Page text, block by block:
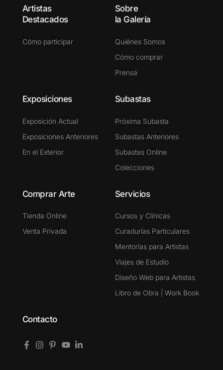
Artistas
Destacados
Cómo participar
Sobre
la Galería
Quiénes Somos
Cómo comprar
Prensa
Exposiciones
Exposición Actual
Exposiciones Anteriores
En el Exterior
Subastas
Próxima Subasta
Subastas Anteriores
Subastas Online
Colecciones
Comprar Arte
Tienda Online
Venta Privada
Servicios
Cursos y Clínicas
Curadurías Particulares
Mentorías para Artistas
Viajes de Estudio
Diseño Web para Artistas
Libro de Obra | Work Book
Contacto